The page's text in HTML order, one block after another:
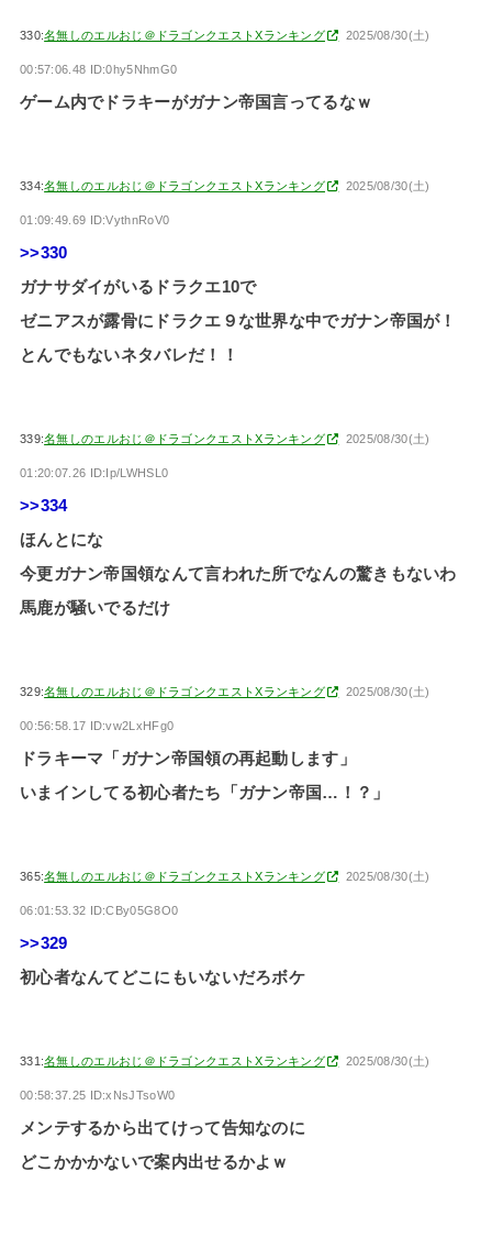
330:名無しのエルおじ＠ドラゴンクエストXランキング 2025/08/30(土)
00:57:06.48 ID:0hy5NhmG0
ゲーム内でドラキーがガナン帝国言ってるなｗ
334:名無しのエルおじ＠ドラゴンクエストXランキング 2025/08/30(土)
01:09:49.69 ID:VythnRoV0
>>330
ガナサダイがいるドラクエ10で
ゼニアスが露骨にドラクエ９な世界な中でガナン帝国が！
とんでもないネタバレだ！！
339:名無しのエルおじ＠ドラゴンクエストXランキング 2025/08/30(土)
01:20:07.26 ID:Ip/LWHSL0
>>334
ほんとにな
今更ガナン帝国領なんて言われた所でなんの驚きもないわ
馬鹿が騒いでるだけ
329:名無しのエルおじ＠ドラゴンクエストXランキング 2025/08/30(土)
00:56:58.17 ID:vw2LxHFg0
ドラキーマ「ガナン帝国領の再起動します」
いまインしてる初心者たち「ガナン帝国…！？」
365:名無しのエルおじ＠ドラゴンクエストXランキング 2025/08/30(土)
06:01:53.32 ID:CBy05G8O0
>>329
初心者なんてどこにもいないだろボケ
331:名無しのエルおじ＠ドラゴンクエストXランキング 2025/08/30(土)
00:58:37.25 ID:xNsJTsoW0
メンテするから出てけって告知なのに
どこかかかないで案内出せるかよｗ